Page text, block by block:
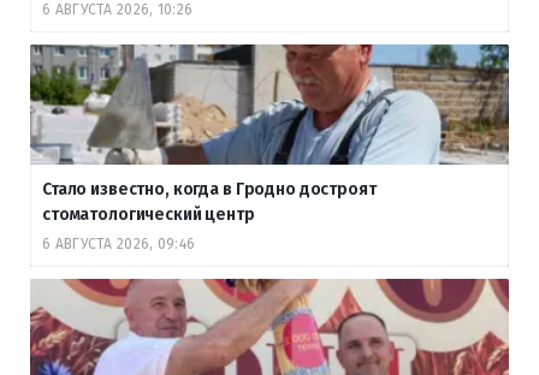
6 АВГУСТА 2026, 10:26
Стало известно, когда в Гродно достроят
стоматологический центр
6 АВГУСТА 2026, 09:46